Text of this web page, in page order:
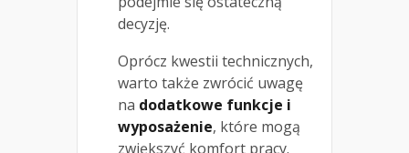
decyzję.
Oprócz kwestii technicznych,
warto także zwrócić uwagę
na dodatkowe funkcje i
wyposażenie, które mogą
zwiększyć komfort pracy.